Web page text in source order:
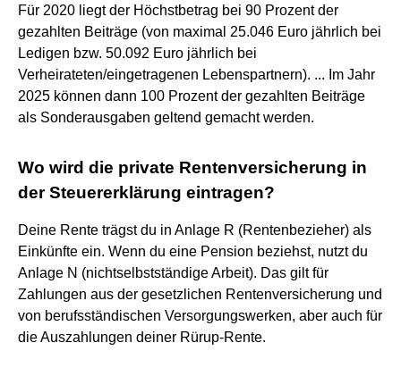
Für 2020 liegt der Höchstbetrag bei 90 Prozent der
gezahlten Beiträge (von maximal 25.046 Euro jährlich bei
Ledigen bzw. 50.092 Euro jährlich bei
Verheirateten/eingetragenen Lebenspartnern). ... Im Jahr
2025 können dann 100 Prozent der gezahlten Beiträge
als Sonderausgaben geltend gemacht werden.
Wo wird die private Rentenversicherung in
der Steuererklärung eintragen?
Deine Rente trägst du in Anlage R (Rentenbezieher) als
Einkünfte ein. Wenn du eine Pension beziehst, nutzt du
Anlage N (nichtselbstständige Arbeit). Das gilt für
Zahlungen aus der gesetzlichen Rentenversicherung und
von berufsständischen Versorgungswerken, aber auch für
die Auszahlungen deiner Rürup-Rente.